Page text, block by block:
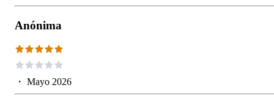
Anónima
・ Mayo 2026